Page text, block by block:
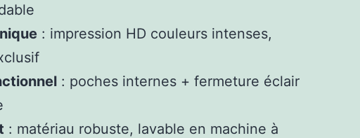
: impression HD couleurs intenses,
: poches internes + fermeture éclair
: matériau robuste, lavable en machine à